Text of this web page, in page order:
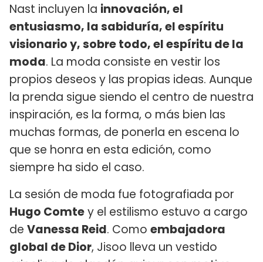
Nast incluyen la innovación, el
entusiasmo, la sabiduría, el espíritu
visionario y, sobre todo, el espíritu de la
moda. La moda consiste en vestir los
propios deseos y las propias ideas. Aunque
la prenda sigue siendo el centro de nuestra
inspiración, es la forma, o más bien las
muchas formas, de ponerla en escena lo
que se honra en esta edición, como
siempre ha sido el caso.
La sesión de moda fue fotografiada por
Hugo Comtey el estilismo estuvo a cargo
de Vanessa Reid. Como embajadora
global de Dior, Jisoo lleva un vestido